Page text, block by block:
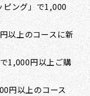
ピング」で1,000
以上のコースに新
1,000円以上ご購
円以上のコース